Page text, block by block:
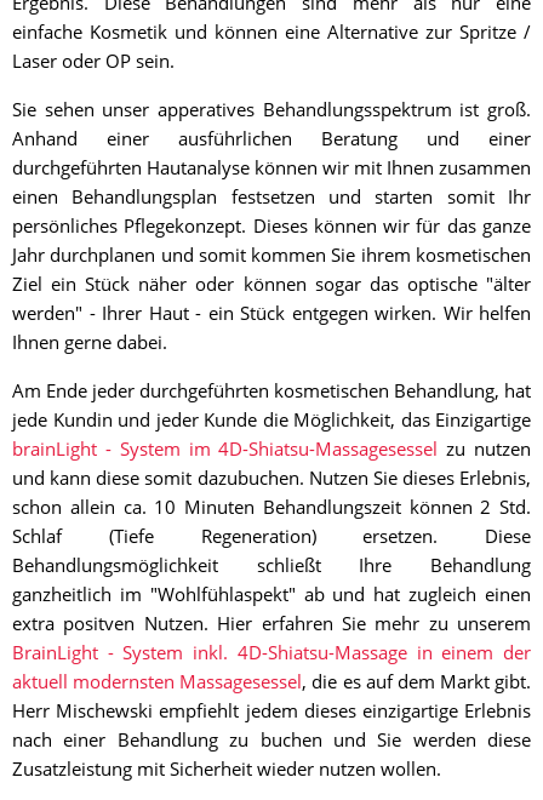
einfache Kosmetik und können eine Alternative zur Spritze /
Laser oder OP sein.
Sie sehen unser apperatives Behandlungsspektrum ist groß.
Anhand einer ausführlichen Beratung und einer
durchgeführten Hautanalyse können wir mit Ihnen zusammen
einen Behandlungsplan festsetzen und starten somit Ihr
persönliches Pflegekonzept. Dieses können wir für das ganze
Jahr durchplanen und somit kommen Sie ihrem kosmetischen
Ziel ein Stück näher oder können sogar das optische "älter
werden" - Ihrer Haut - ein Stück entgegen wirken. Wir helfen
Ihnen gerne dabei.
Am Ende jeder durchgeführten kosmetischen Behandlung, hat
jede Kundin und jeder Kunde die Möglichkeit, das Einzigartige
brainLight - System im 4D-Shiatsu-Massagesesselzu nutzen
und kann diese somit dazubuchen. Nutzen Sie dieses Erlebnis,
schon allein ca. 10 Minuten Behandlungszeit können 2 Std.
Schlaf (Tiefe Regeneration) ersetzen. Diese
Behandlungsmöglichkeit schließt Ihre Behandlung
ganzheitlich im "Wohlfühlaspekt" ab und hat zugleich einen
extra positven Nutzen. Hier erfahren Sie mehr zu unserem
BrainLight - System inkl. 4D-Shiatsu-Massage in einem der
aktuell modernsten Massagesessel, die es auf dem Markt gibt.
Herr Mischewski empfiehlt jedem dieses einzigartige Erlebnis
nach einer Behandlung zu buchen und Sie werden diese
Zusatzleistung mit Sicherheit wieder nutzen wollen.